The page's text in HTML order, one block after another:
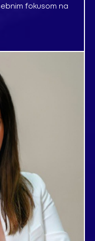
fokusom na